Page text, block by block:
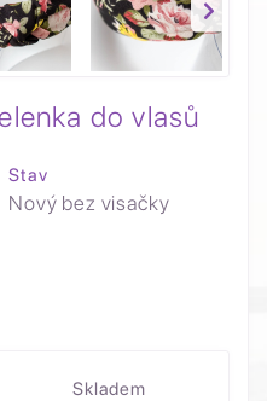
do vlasů
Stav
Nový bez visačky
Skladem